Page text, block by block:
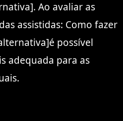
Ao avaliar as
assistidas: Como fazer
possível
adequada para as